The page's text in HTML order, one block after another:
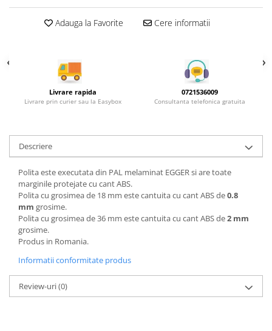
Adauga la Favorite Cere informatii
Livrare rapida
Livrare prin curier sau la Easybox
0721536009
Consultanta telefonica gratuita
Descriere
Polita este executata din PAL melaminat EGGER si are toate
marginile protejate cu cant ABS.
Polita cu grosimea de 18 mm este cantuita cu cant ABS de0.8
mm grosime.
Polita cu grosimea de 36 mm este cantuita cu cant ABS de2 mm
grosime.
Produs in Romania.
Informatii conformitate produs
Review-uri(0)